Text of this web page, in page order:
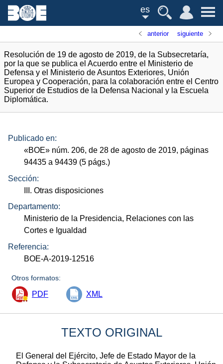
es
anterior siguiente
Resolución de 19 de agosto de 2019, de la Subsecretaría,
por la que se publica el Acuerdo entre el Ministerio de
Defensa y el Ministerio de Asuntos Exteriores, Unión
Europea y Cooperación, para la colaboración entre el Centro
Superior de Estudios de la Defensa Nacional y la Escuela
Diplomática.
Publicado en:
«BOE» núm. 206, de 28 de agosto de 2019, páginas
94435 a 94439 (5 págs.)
Sección:
III. Otras disposiciones
Departamento:
Ministerio de la Presidencia, Relaciones con las
Cortes e Igualdad
Referencia:
BOE-A-2019-12516
Otros formatos:
PDF XML
TEXTO ORIGINAL
El General del Ejército, Jefe de Estado Mayor de la